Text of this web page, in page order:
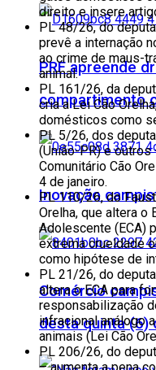
PRF apreende
compartimento
Inovação
Comércio
desta quinta (6)
direito e insere
PL 48/26, do
prevê a internação
ao crime de maus-
animal.
PL 161/26, da
cria a Lei Cão
domésticos como
PL 5/26, dos
(União-PR) e
Comunitário Cão
4 de janeiro.
PL 110/26, do
Orelha, que altera o
Adolescente (ECA)
extrema crueldade
como hipótese de
PL 21/26, do
altera o ECA para
responsabilização
infracional análogo
animais (Lei Cão
PL 206/26, do